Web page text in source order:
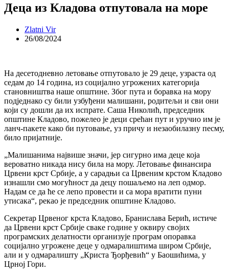
Деца из Кладова отпутовала на море
Zlatni Vir
26/08/2024
На десетодневно летовање отпутовало је 29 деце, узраста од
седам до 14 година, из социјално угрожених категорија
становништва наше општине. Због пута и боравка на мору
подједнако су били узбуђени малишани, родитељи и сви они
који су дошли да их испрате. Саша Николић, председник
општине Кладово, пожелео је деци срећан пут и уручио им је
ланч-пакете како би путовање, уз причу и незаобилазну песму,
било пријатније.
„Малишанима највише значи, јер сигурно има деце која
вероватно никада нису била на мору. Летовање финансира
Црвени крст Србије, а у сарадњи са Црвеним крстом Кладово
изнашли смо могућност да децу пошаљемо на леп одмор.
Надам се да ће се лепо провести и са мора вратити пуни
утисака“, рекао је председник општине Кладово.
Секретар Црвеног крста Кладово, Бранислава Берић, истиче
да Црвени крст Србије сваке године у оквиру својих
програмских делатности организује програм опоравка
социјално угрожене деце у одмаралиштима широм Србије,
али и у одмаралишту „Криста Ђорђевић“ у Баошићима, у
Црној Гори.